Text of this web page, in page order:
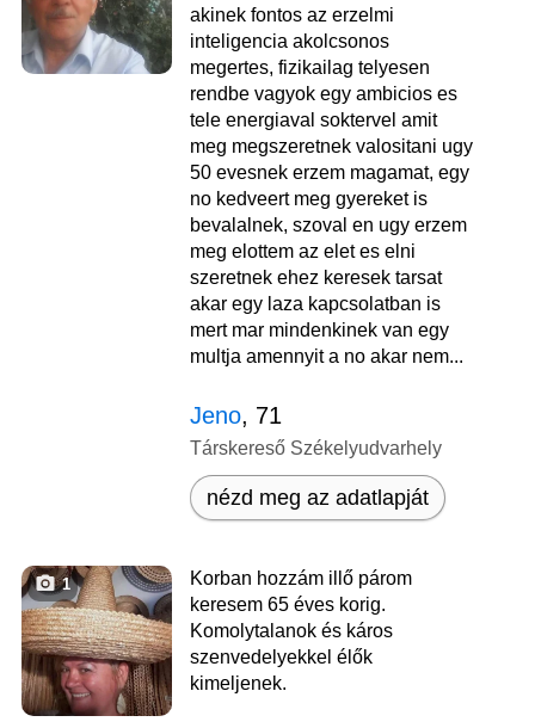
akinek fontos az erzelmi
inteligencia akolcsonos
megertes, fizikailag telyesen
rendbe vagyok egy ambicios es
tele energiaval soktervel amit
meg megszeretnek valositani ugy
50 evesnek erzem magamat, egy
no kedveert meg gyereket is
bevalalnek, szoval en ugy erzem
meg elottem az elet es elni
szeretnek ehez keresek tarsat
akar egy laza kapcsolatban is
mert mar mindenkinek van egy
multja amennyit a no akar nem...
Jeno, 71
Társkereső Székelyudvarhely
nézd meg az adatlapját
1
Korban hozzám illő párom
keresem 65 éves korig.
Komolytalanok és káros
szenvedelyekkel élők
kimeljenek.